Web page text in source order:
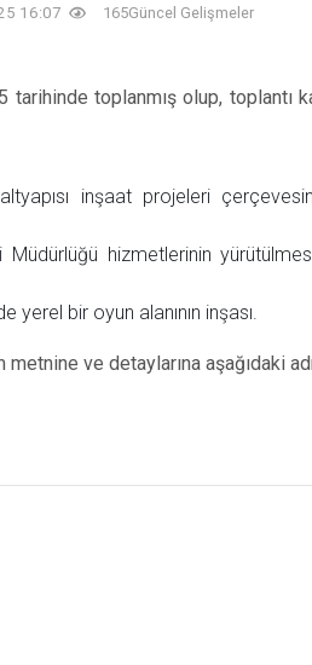
16:07 165Güncel Gelişmeler
tarihinde toplanmış olup, toplantı
inşaat projeleri
Müdürlüğü hizmetlerinin
bir oyun alanının inşası.
metnine ve detaylarına aşağıdaki